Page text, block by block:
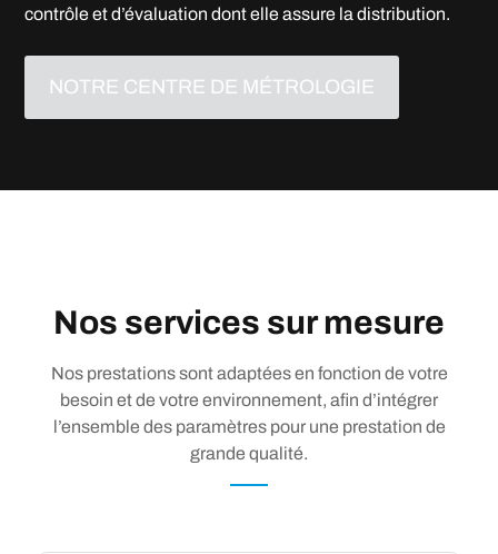
contrôle et d’évaluation dont elle assure la distribution.
NOTRE CENTRE DE MÉTROLOGIE
Nos services sur mesure
Nos prestations sont adaptées en fonction de votre
besoin et de votre environnement, afin d’intégrer
l’ensemble des paramètres pour une prestation de
grande qualité.